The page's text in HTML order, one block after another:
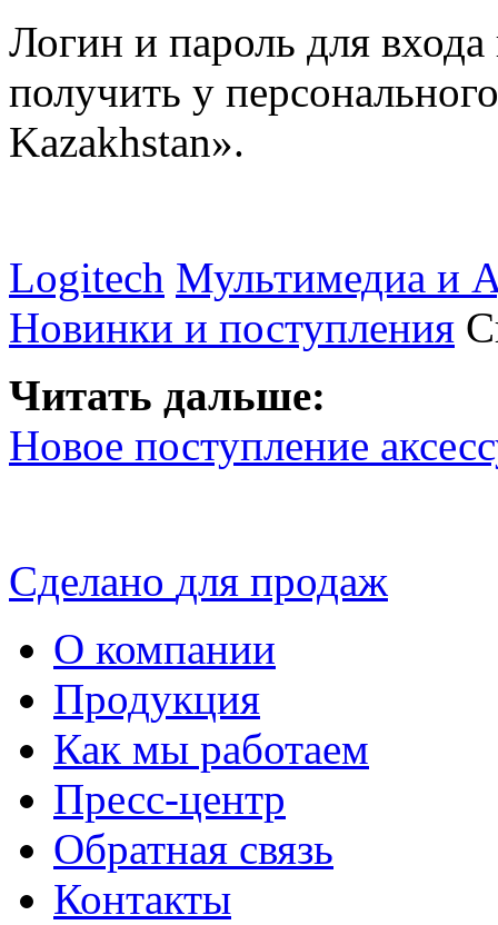
Логин и пароль для
получить у
Kazakhstan».
Logitech Мультимедиа и
Новинки и поступления
Читать дальше:
Новое поступление
Сделано для продаж
О компании
Продукция
Как мы работаем
Пресс-центр
Обратная связь
Контакты